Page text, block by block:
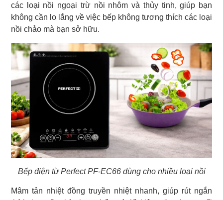
các loại nồi ngoại trừ nồi nhôm và thủy tinh, giúp bạn
không cần lo lắng về việc bếp không tương thích các loại
nồi chảo mà bạn sở hữu.
Bếp điện từ Perfect PF-EC66 dùng cho nhiều loại nồi
Mâm tản nhiệt đồng truyền nhiệt nhanh, giúp rút ngắn